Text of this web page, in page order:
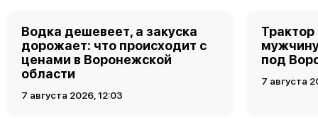
Водка дешевеет, а закуска
дорожает: что происходит с
ценами в Воронежской
области
7 августа 2026, 12:03
под
7 августа